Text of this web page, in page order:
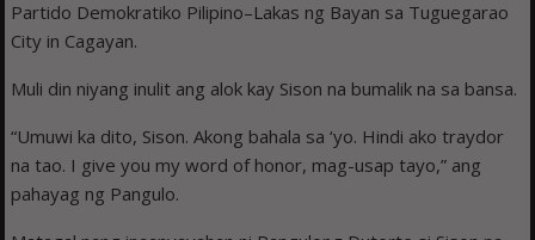
Partido Demokratiko Pilipino–Lakas ng Bayan sa Tuguegarao
City in Cagayan.
Muli din niyang inulit ang alok kay Sison na bumalik na sa bansa.
“Umuwi ka dito, Sison. Akong bahala sa ‘yo. Hindi ako traydor
na tao. I give you my word of honor, mag-usap tayo,” ang
pahayag ng Pangulo.